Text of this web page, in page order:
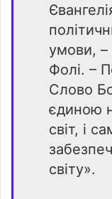
умови, –
Фолі. –
Слово
єдиною
світ, і
світу».